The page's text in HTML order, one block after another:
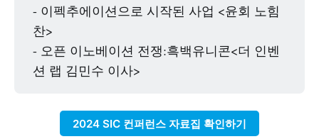
- 이펙추에이션으로 시작된 사업 <윤회 노힘
찬>
- 오픈 이노베이션 전쟁:흑백유니콘<더 인벤
션 랩 김민수 이사>
2024 SIC 컨퍼런스 자료집 확인하기